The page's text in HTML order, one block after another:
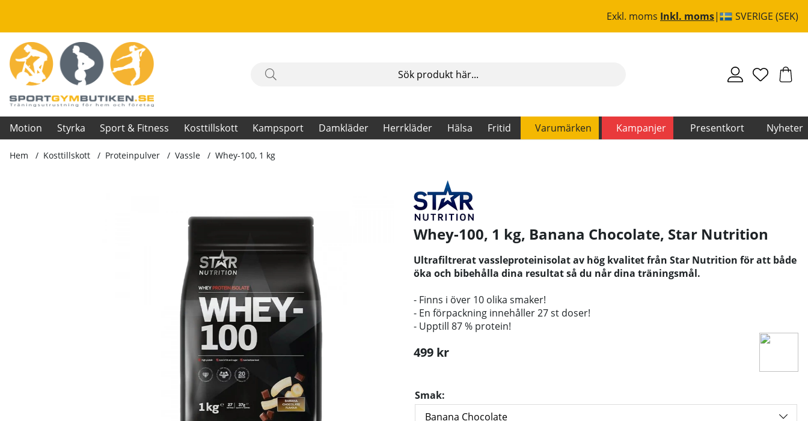
Exkl. moms Inkl. moms SVERIGE (SEK)
Motion Styrka Sport & Fitness Kosttillskott Kampsport Damkläder Herrkläder Hälsa Fritid Varumärken Kampanjer Presentkort Nyheter
Hem Kosttillskott Proteinpulver Vassle Whey-100, 1 kg
Whey-100, 1 kg, Banana Chocolate, Star Nutrition
Ultrafiltrerat vassleproteinisolat av hög kvalitet från Star Nutrition för att både
öka och bibehålla dina resultat så du når dina träningsmål.
- Finns i över 10 olika smaker!
- En förpackning innehåller 27 st doser!
- Upptill 87 % protein!
499 kr
Smak: